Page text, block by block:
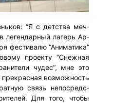
“Я с детс­тва меч­
ле­ген­дарный ла­герь Ар­
фес­ти­валю “Ани­мати­ка”
про­ек­ту “Снеж­ная
чу­дес”, мне это
прек­расная воз­можность
связь не­пос­редс­
Для то­го, что­бы